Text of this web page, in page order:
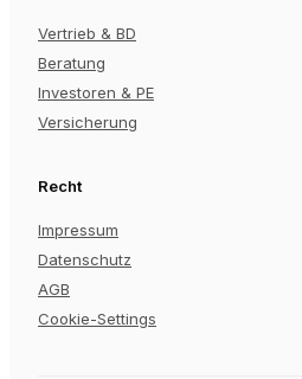
Vertrieb & BD
Beratung
Investoren & PE
Versicherung
Recht
Impressum
Datenschutz
AGB
Cookie-Settings